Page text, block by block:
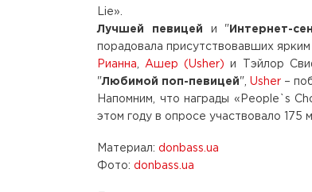
Lie».
Лучшей певицей и " Интернет-
порадовала присутствовавших ярким
Рианна
Ашер (Usher) и Тэйлор
"Любимой поп-певицей", Usher –
Напомним, что награды «People`s
этом году в опросе участвовало 175
Материал: donbass.ua
Фото: donbass.ua